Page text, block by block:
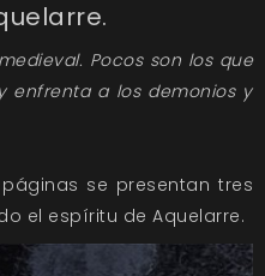
Pocos son los que
enfrenta a los demonios y
se presentan tres
el espíritu de Aquelarre.